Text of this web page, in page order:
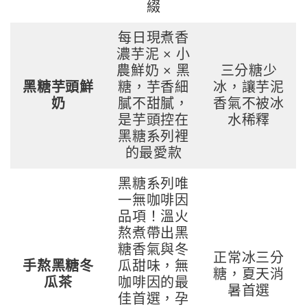
綴
黑糖芋頭鮮
奶
每日現煮香
濃芋泥 × 小
農鮮奶 × 黑
糖，芋香細
膩不甜膩，
是芋頭控在
黑糖系列裡
的最愛款
三分糖少
冰，讓芋泥
香氣不被冰
水稀釋
手熬黑糖冬
瓜茶
黑糖系列唯
一無咖啡因
品項！溫火
熬煮帶出黑
糖香氣與冬
瓜甜味，無
咖啡因的最
佳首選，孕
正常冰三分
糖，夏天消
暑首選